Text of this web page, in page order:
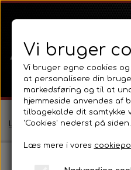
Log ind / Opret profil
Vi bruger
Vi bruger egne cookies
at personalisere din
markedsføring og til at
hjemmeside anvendes af
tilbagekalde dit samtykke
'Cookies' nederst på siden.
Læs mere i vores